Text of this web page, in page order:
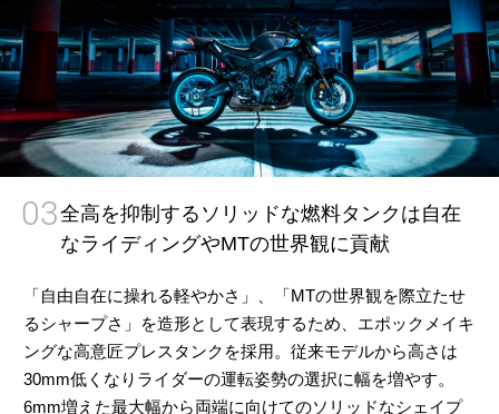
03全高を抑制するソリッドな燃料タンクは自在
なライディングやMTの世界観に貢献
「自由自在に操れる軽やかさ」、「MTの世界観を際立たせ
るシャープさ」を造形として表現するため、エポックメイキ
ングな高意匠プレスタンクを採用。従来モデルから高さは
30mm低くなりライダーの運転姿勢の選択に幅を増やす。
6mm増えた最大幅から両端に向けてのソリッドなシェイプ